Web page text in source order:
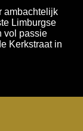
ambachtelijk
Limburgse
vol passie
Kerkstraat in